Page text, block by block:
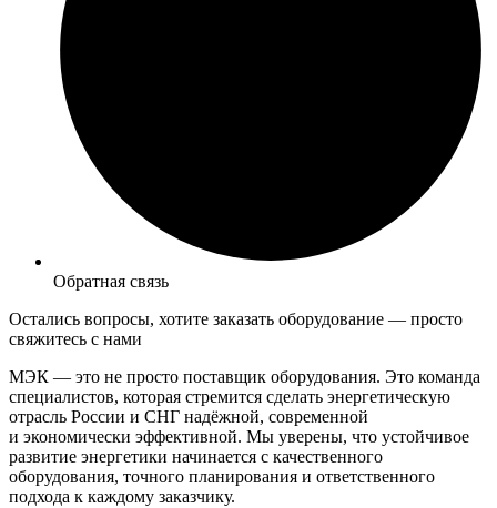
Обратная связь
Остались вопросы, хотите заказать оборудование — просто
свяжитесь с нами
МЭК — это не просто поставщик оборудования. Это команда
специалистов, которая стремится сделать энергетическую
отрасль России и СНГ надёжной, современной
и экономически эффективной. Мы уверены, что устойчивое
развитие энергетики начинается с качественного
оборудования, точного планирования и ответственного
подхода к каждому заказчику.